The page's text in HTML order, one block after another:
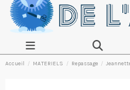
Accueil MATERIELS Repassage